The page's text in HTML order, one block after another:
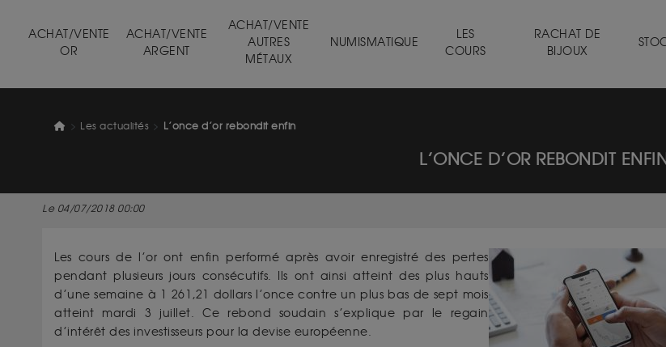
ACHAT/VENTE
OR
ACHAT/VENTE
ARGENT
ACHAT/VENTE
AUTRES
MÉTAUX
NUMISMATIQUE
LES
COURS
RACHAT DE
BIJOUX
Les actualités L’once d’or rebondit enfin
L’ONCE D’OR REBONDIT ENFIN
Le 04/07/2018 00:00
Les cours de l’or ont enfin performé après avoir enregistré des pertes
pendant plusieurs jours consécutifs. Ils ont ainsi atteint des plus hauts
d’une semaine à 1 261,21 dollars l’once contre un plus bas de sept mois
atteint mardi 3 juillet. Ce rebond soudain s’explique par le regain
d’intérêt des investisseurs pour la devise européenne.